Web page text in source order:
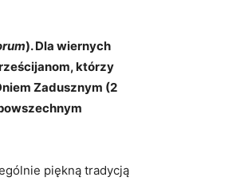
). Dla wiernych
którzy
Zadusznym (2
piękną tradycją